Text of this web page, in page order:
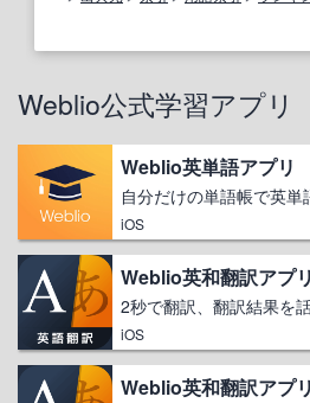
Weblio公式学習アプリ
Weblio英単語アプリ
自分だけの単語帳で英単
iOS
Weblio英和翻訳アプリ
2秒で翻訳、翻訳結果を
iOS
Weblio英和翻訳アプリ